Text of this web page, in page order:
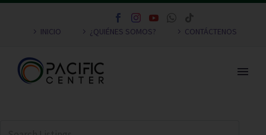
INICIO ¿QUIÉNES SOMOS? CONTÁCTENOS